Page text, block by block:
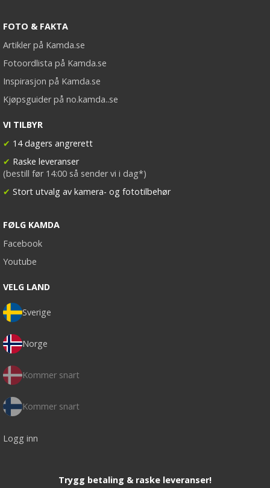
FOTO & FAKTA
Artikler på Kamda.se
Fotoordlista på Kamda.se
Inspirasjon på Kamda.se
Kjøpsguider på no.kamda..se
VI TILBYR
✔ 14 dagers angrerett
✔ Raske leveranser
(bestill før 14:00 så sender vi i dag*)
✔ Stort utvalg av kamera- og fototilbehør
FØLG KAMDA
Facebook
Youtube
VELG LAND
Sverige
Norge
Kommer snart
Kommer snart
Logg inn
Trygg betaling & raske leveranser!